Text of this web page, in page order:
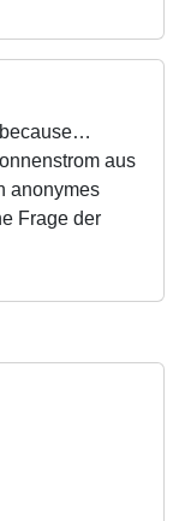
aus
anonymes
Frage der